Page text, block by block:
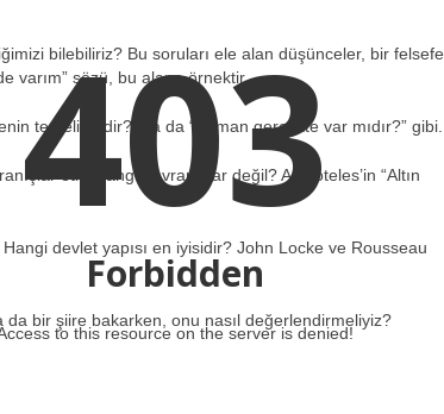
bilebiliriz? Bu soruları ele alan düşünceler, bir felsefe
varım” sözü, bu alana örnektir.
temeli nedir?” ya da “Zaman gerçekte var mıdır?” gibi.
etik, hangi davranışlar değil? Aristoteles’in “Altın
devlet yapısı en iyisidir? John Locke ve Rousseau
bir şiire bakarken, onu nasıl değerlendirmeliyiz?
403
Forbidden
to this resource on the server is denied!